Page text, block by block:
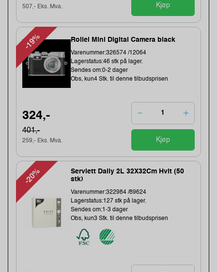
507,- Eks. Mva. Kjøp
-19% Rollei Mini Digital Camera black
Varenummer:326574 /12064
Lagerstatus:46 stk på lager.
Sendes om:0-2 dager
Obs, kun4 Stk. til denne tilbudsprisen
324,-
401,-
259,- Eks. Mva. Kjøp
-20%
Serviett Daily 2L 32X32Cm Hvit (50
stk)
Varenummer:322984 /89624
Lagerstatus:127 stk på lager.
Sendes om:1-3 dager
Obs, kun3 Stk. til denne tilbudsprisen